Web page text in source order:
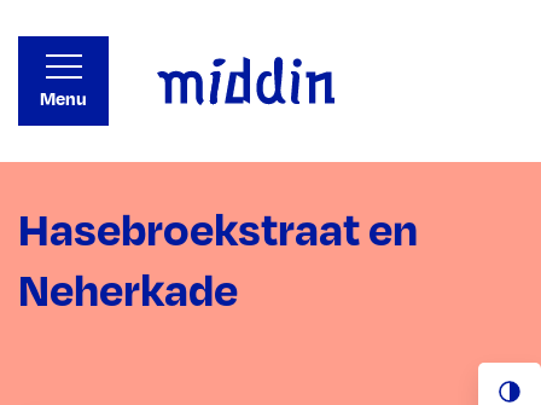
Menu
Hasebroekstraat en
Neherkade